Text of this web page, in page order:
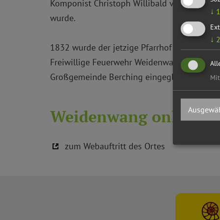
Komponist Christoph Willibald von Gluck
wurde.
1832 wurde der jetzige Pfarrhof erbaut.
Freiwillige Feuerwehr Weidenwang
Großgemeinde Berching eingegliedert
Weidenwang online
zum Webauftritt des Ortes
↓ 1
↓ 2